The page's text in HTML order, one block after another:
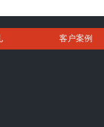
客户案例